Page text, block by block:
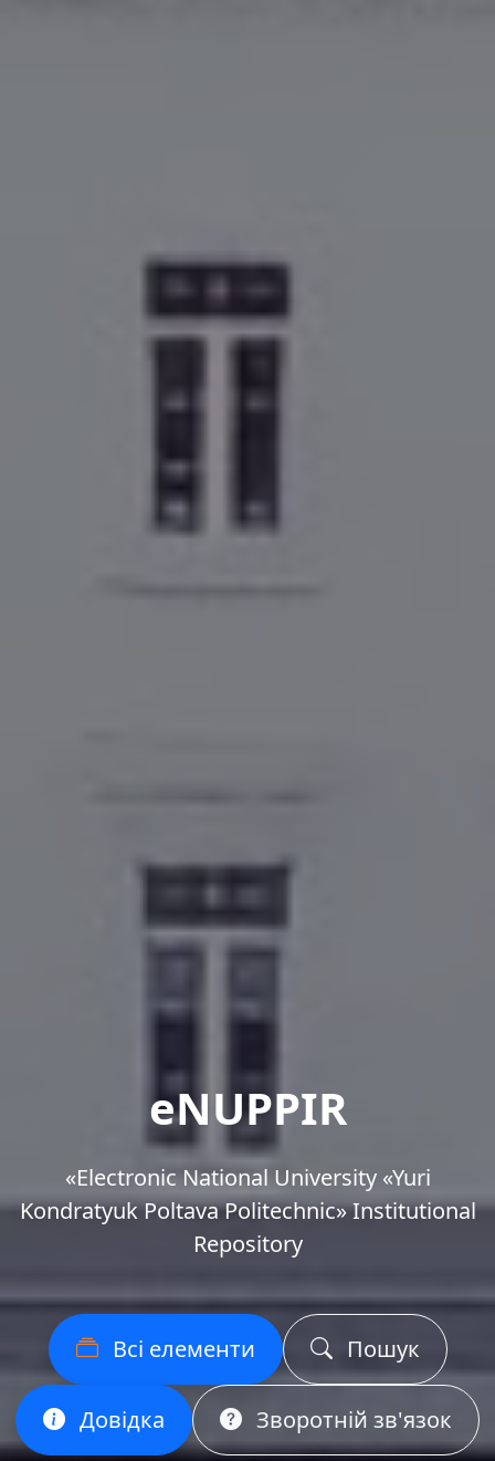
eNUPPIR
«Еlectronic National University «Yuri
Kondratyuk Poltava Politechnic» Institutional
Repository
Всі елементи Пошук
Довідка Зворотній зв'язок